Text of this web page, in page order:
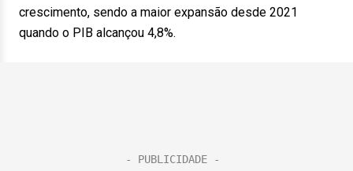
crescimento, sendo a maior expansão desde 2021
quando o PIB alcançou 4,8%.